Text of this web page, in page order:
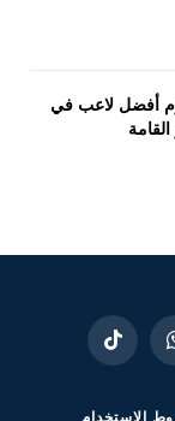
أفضل لاعب في
تيكتوك
الاستخدام